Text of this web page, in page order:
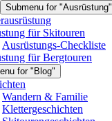
Submenu for "Ausrüstung"
für Skitouren
Ausrüstungs-Checkliste
für Bergtouren
for "Blog"
Wandern & Familie
Klettergeschichten